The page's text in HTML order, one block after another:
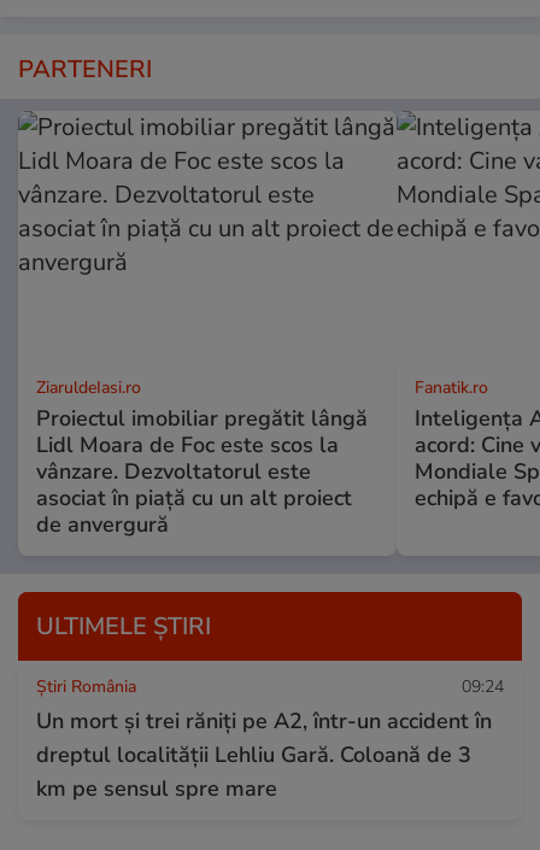
PARTENERI
ZiaruldeIasi.ro
Proiectul imobiliar pregătit lângă
Lidl Moara de Foc este scos la
vânzare. Dezvoltatorul este
asociat în piață cu un alt proiect
de anvergură
Fanatik.ro
Inteligența
acord: Cine
Mondiale
echipă e
ULTIMELE ȘTIRI
Știri România 09:24
Un mort și trei răniți pe A2, într-un accident în
dreptul localității Lehliu Gară. Coloană de 3
km pe sensul spre mare